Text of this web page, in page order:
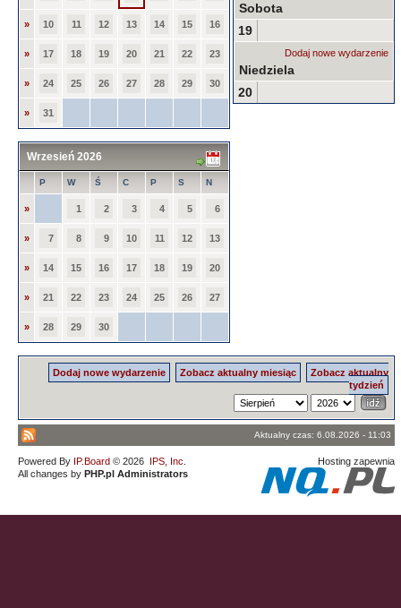
» 10 11 12 13 14 15 16
» 17 18 19 20 21 22 23
» 24 25 26 27 28 29 30
» 31
Wrzesień 2026
P W Ś C P S N
» 1 2 3 4 5 6
» 7 8 9 10 11 12 13
» 14 15 16 17 18 19 20
» 21 22 23 24 25 26 27
» 28 29 30
Sobota
19
Dodaj nowe wydarzenie
Niedziela
20
Dodaj nowe wydarzenie Zobacz aktualny miesiąc
Zobacz aktualny
tydzień
Aktualny czas: 6.08.2026 - 11:03
Powered By IP.Board © 2026 IPS, Inc
All changes by PHP.pl Administrators
Hosting zapewnia